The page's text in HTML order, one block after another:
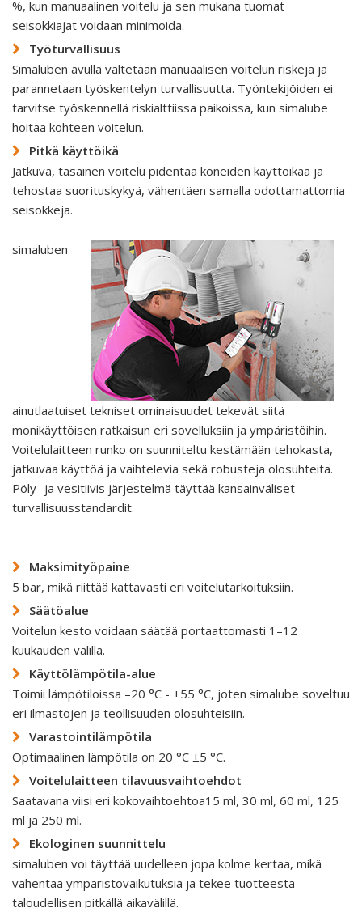
%, kun manuaalinen voitelu ja sen mukana tuomat
seisokkiajat voidaan minimoida.
Työturvallisuus
Simaluben avulla vältetään manuaalisen voitelun riskejä ja
parannetaan työskentelyn turvallisuutta. Työntekijöiden ei
tarvitse työskennellä riskialttiissa paikoissa, kun simalube
hoitaa kohteen voitelun.
Pitkä käyttöikä
Jatkuva, tasainen voitelu pidentää koneiden käyttöikää ja
tehostaa suorituskykyä, vähentäen samalla odottamattomia
seisokkeja.
simaluben
ainutlaatuiset tekniset ominaisuudet tekevät siitä
monikäyttöisen ratkaisun eri sovelluksiin ja ympäristöihin.
Voitelulaitteen runko on suunniteltu kestämään tehokasta,
jatkuvaa käyttöä ja vaihtelevia sekä robusteja olosuhteita.
Pöly- ja vesitiivis järjestelmä täyttää kansainväliset
turvallisuusstandardit.
Maksimityöpaine
5 bar, mikä riittää kattavasti eri voitelutarkoituksiin.
Säätöalue
Voitelun kesto voidaan säätää portaattomasti 1–12
kuukauden välillä.
Käyttölämpötila-alue
Toimii lämpötiloissa –20 °C - +55 °C, joten simalube soveltuu
eri ilmastojen ja teollisuuden olosuhteisiin.
Varastointilämpötila
Optimaalinen lämpötila on 20 °C ±5 °C.
Voitelulaitteen tilavuusvaihtoehdot
Saatavana viisi eri kokovaihtoehtoa15 ml, 30 ml, 60 ml, 125
ml ja 250 ml.
Ekologinen suunnittelu
simaluben voi täyttää uudelleen jopa kolme kertaa, mikä
vähentää ympäristövaikutuksia ja tekee tuotteesta
taloudellisen pitkällä aikavälillä.